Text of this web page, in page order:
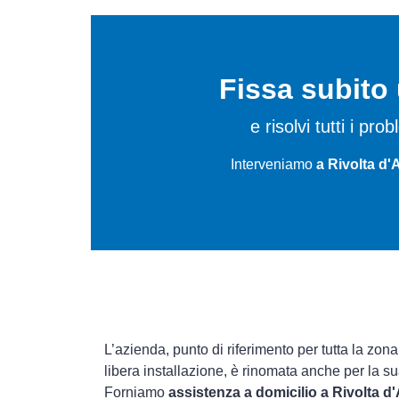
Fissa subito
e risolvi tutti i
Interveniamo a Rivolta
L’azienda, punto di riferimento per tutta la
libera installazione, è rinomata anche per la
Forniamo assistenza a domicilio a Rivolta